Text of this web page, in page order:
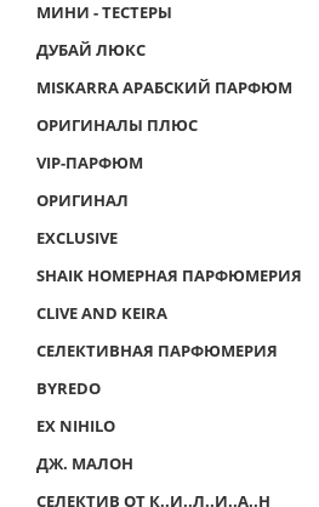
МИНИ - ТЕСТЕРЫ
ДУБАЙ ЛЮКС
MISKARRA АРАБСКИЙ ПАРФЮМ
ОРИГИНАЛЫ ПЛЮС
VIP-ПАРФЮМ
ОРИГИНАЛ
EXCLUSIVE
SHAIK НОМЕРНАЯ ПАРФЮМЕРИЯ
CLIVE AND KEIRA
СЕЛЕКТИВНАЯ ПАРФЮМЕРИЯ
BYREDO
EX NIHILO
ДЖ. МАЛОН
СЕЛЕКТИВ ОТ К..И..Л..И..А..Н